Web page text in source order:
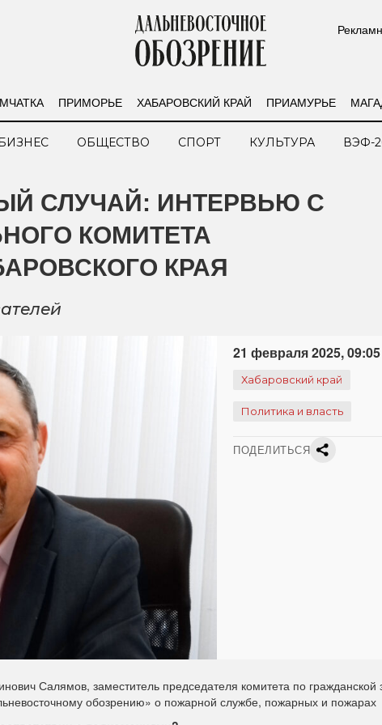
ПРИМОРЬЕ ХАБАРОВСКИЙ КРАЙ ПРИАМУРЬЕ
ОБЩЕСТВО СПОРТ КУЛЬТУРА ВЭФ-
СЛУЧАЙ: ИНТЕРВЬЮ С
КОМИТЕТА
КРАЯ
21 февраля 2025, 09:05
Хабаровский край
Политика и власть
ПОДЕЛИТЬСЯ
Салямов, заместитель председателя комитета по гражданской
обозрению» о пожарной службе, пожарных и пожарах